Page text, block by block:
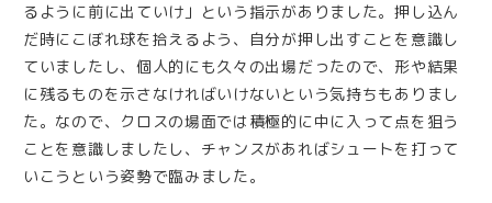
るように前に出ていけ」という指示がありました。押し込ん
だ時にこぼれ球を拾えるよう、自分が押し出すことを意識し
ていましたし、個人的にも久々の出場だったので、形や結果
に残るものを示さなければいけないという気持ちもありまし
た。なので、クロスの場面では積極的に中に入って点を狙う
ことを意識しましたし、チャンスがあればシュートを打って
いこうという姿勢で臨みました。